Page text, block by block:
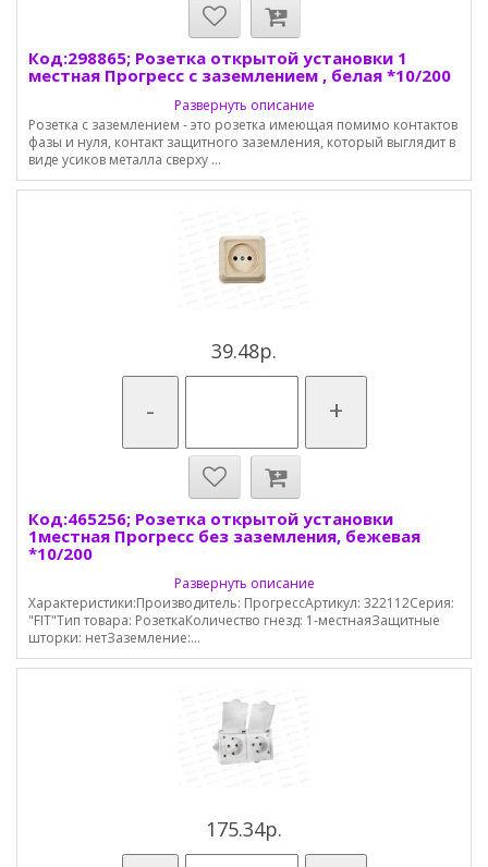
Код:298865; Розетка открытой установки 1
местная Прогресс с заземлением , белая *10/200
Развернуть описание
Розетка с заземлением - это розетка имеющая помимо контактов
фазы и нуля, контакт защитного заземления, который выглядит в
виде усиков металла сверху ...
39.48р.
- +
Код:465256; Розетка открытой установки
1местная Прогресс без заземления, бежевая
*10/200
Развернуть описание
Характеристики:Производитель: ПрогрессАртикул: 322112Серия:
"FIT"Тип товара: РозеткаКоличество гнезд: 1-местнаяЗащитные
шторки: нетЗаземление:...
175.34р.